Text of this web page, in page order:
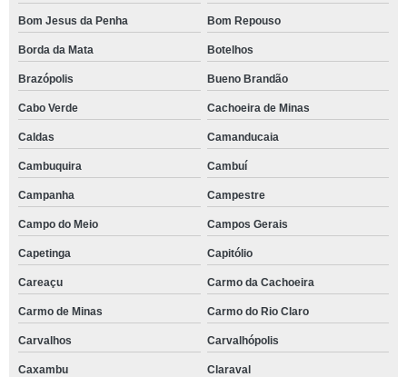
Bom Jesus da Penha Bom Repouso
Borda da Mata Botelhos
Brazópolis Bueno Brandão
Cabo Verde Cachoeira de Minas
Caldas Camanducaia
Cambuquira Cambuí
Campanha Campestre
Campo do Meio Campos Gerais
Capetinga Capitólio
Careaçu Carmo da Cachoeira
Carmo de Minas Carmo do Rio Claro
Carvalhos Carvalhópolis
Caxambu Claraval